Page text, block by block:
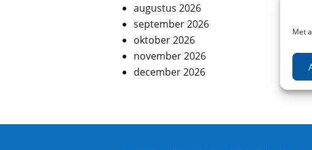
Met
augustus 2026
september 2026
oktober 2026
november 2026
december 2026